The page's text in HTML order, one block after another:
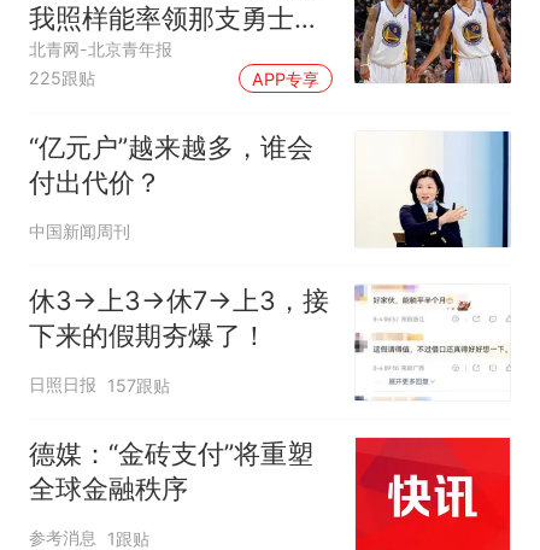
我照样能率领那支勇士取
得现在的成就
北青网-北京青年报
225跟贴
APP专享
“亿元户”越来越多，谁会
付出代价？
中国新闻周刊
休3→上3→休7→上3，接
下来的假期夯爆了！
日照日报 157跟贴
德媒：“金砖支付”将重塑
全球金融秩序
参考消息 1跟贴